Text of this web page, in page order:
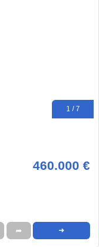
1 / 7
460.000 €
➦ ➜